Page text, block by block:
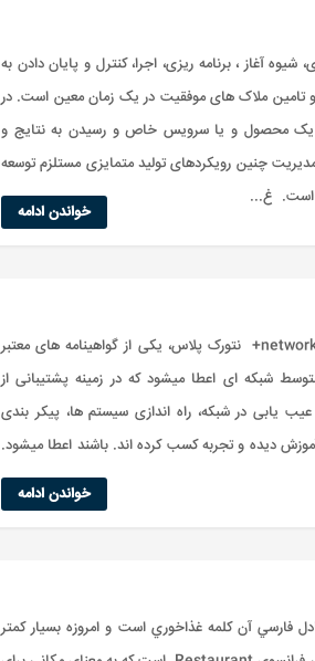
آغاز ، برنامه ریزی، اجرا، کنترل و پایان دادن به
تامین ملاک های موفقیت در یک زمان معین است. در
یک محصول و یا سرویس خاص و رسیدن به نتایج و
چنین رویکردهای تولید متمایزی مستلزم توسعه
است. غ...
خواندن ادامه
کاربرد مدرک نتورک پلاس تعریف نتورک پلاس | network+ نتورک پلاس، یکی از گواهینامه های معتبر
ای اعطا میشود که در زمینه پشتیبانی از
یابی در شبکه، راه اندازی سیستم ها، پیکر بندی
دیده و تجربه کسب کرده اند. باشند اعطا میشود.
خواندن ادامه
فارسي آن کلمه غذاخوري است و امروزه بسيار کمتر